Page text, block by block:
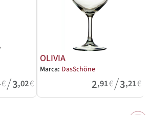
€/3,02€
OLIVIA
Marca: DasSchöne
2,91€/3,21€